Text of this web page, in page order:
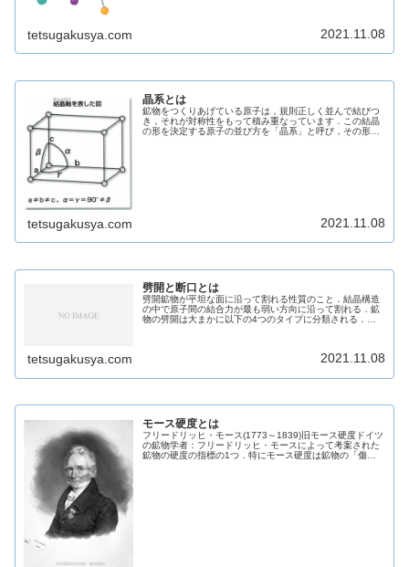
tetsugakusya.com 2021.11.08
晶系とは
鉱物をつくりあげている原子は，規則正しく並んで結びつ
き，それが対称性をもって積み重なっています．この結晶
の形を決定する原子の並び方を「晶系」と呼び，その形に
tetsugakusya.com 2021.11.08
劈開と断口とは
劈開鉱物が平坦な面に沿って割れる性質のこと．結晶構造
の中で原子間の結合力が最も弱い方向に沿って割れる．鉱
物の劈開は大まかに以下の4つのタイプに分類される．完
tetsugakusya.com 2021.11.08
モース硬度とは
フリードリッヒ・モース(1773～1839)旧モース硬度ドイツ
の鉱物学者：フリードリッヒ・モースによって考案された
鉱物の硬度の指標の1つ．特にモース硬度は鉱物の「傷の